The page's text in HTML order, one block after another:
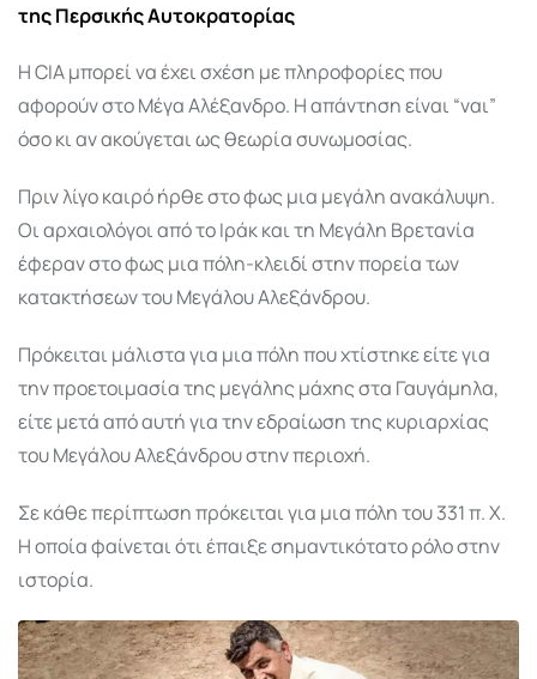
της Περσικής Αυτοκρατορίας
Η CIA μπορεί να έχει σχέση με πληροφορίες που
αφορούν στο Μέγα Αλέξανδρο. Η απάντηση είναι “ναι”
όσο κι αν ακούγεται ως θεωρία συνωμοσίας.
Πριν λίγο καιρό ήρθε στο φως μια μεγάλη ανακάλυψη.
Οι αρχαιολόγοι από το Ιράκ και τη Μεγάλη Βρετανία
έφεραν στο φως μια πόλη-κλειδί στην πορεία των
κατακτήσεων του Μεγάλου Αλεξάνδρου.
Πρόκειται μάλιστα για μια πόλη που χτίστηκε είτε για
την προετοιμασία της μεγάλης μάχης στα Γαυγάμηλα,
είτε μετά από αυτή για την εδραίωση της κυριαρχίας
του Μεγάλου Αλεξάνδρου στην περιοχή.
Σε κάθε περίπτωση πρόκειται για μια πόλη του 331 π. Χ.
Η οποία φαίνεται ότι έπαιξε σημαντικότατο ρόλο στην
ιστορία.